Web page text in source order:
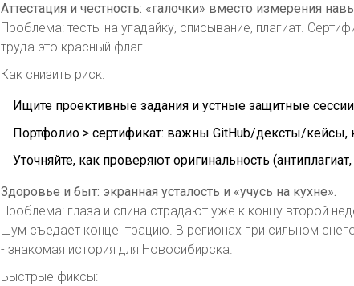
Аттестация и честность: «галочки» вместо измерения
Проблема: тесты на угадайку, списывание, плагиат.
труда это красный флаг.
Как снизить риск:
Ищите проективные задания и устные защитные
Портфолио > сертификат: важны GitHub/дексты/кейсы,
Уточняйте, как проверяют оригинальность
Здоровье и быт: экранная усталость и «учусь на кухне».
Проблема: глаза и спина страдают уже к концу второй
шум съедает концентрацию. В регионах при сильном
- знакомая история для Новосибирска.
Быстрые фиксы: